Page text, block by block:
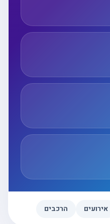
אירועים הרכבים